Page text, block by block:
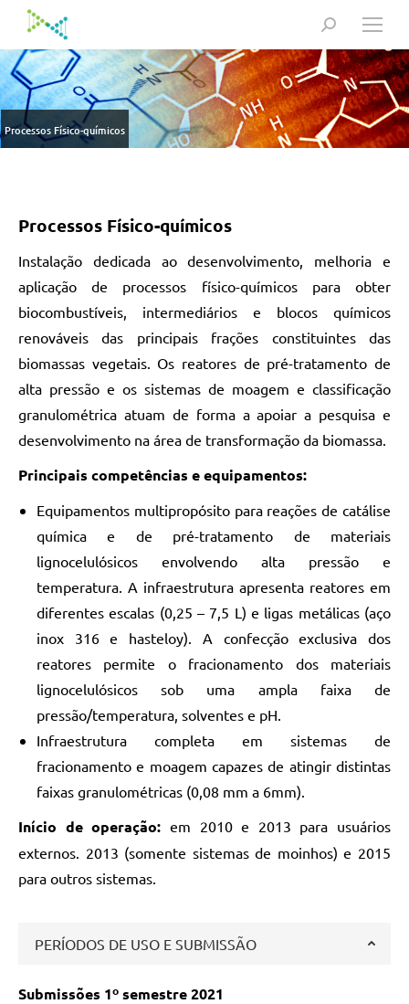
Search:
Processos Físico-químicos
Processos Físico-químicos
Instalação dedicada ao desenvolvimento, melhoria e
aplicação de processos físico-químicos para obter
biocombustíveis, intermediários e blocos químicos
renováveis das principais frações constituintes das
biomassas vegetais. Os reatores de pré-tratamento de
alta pressão e os sistemas de moagem e classificação
granulométrica atuam de forma a apoiar a pesquisa e
desenvolvimento na área de transformação da biomassa.
Principais competências e equipamentos:
Equipamentos multipropósito para reações de catálise
química e de pré-tratamento de materiais
lignocelulósicos envolvendo alta pressão e
temperatura. A infraestrutura apresenta reatores em
diferentes escalas (0,25 – 7,5 L) e ligas metálicas (aço
inox 316 e hasteloy). A confecção exclusiva dos
reatores permite o fracionamento dos materiais
lignocelulósicos sob uma ampla faixa de
pressão/temperatura, solventes e pH.
Infraestrutura completa em sistemas de
fracionamento e moagem capazes de atingir distintas
faixas granulométricas (0,08 mm a 6mm).
Início de operação: em 2010 e 2013 para usuários
externos. 2013 (somente sistemas de moinhos) e 2015
para outros sistemas.
PERÍODOS DE USO E SUBMISSÃO
Submissões 1º semestre 2021